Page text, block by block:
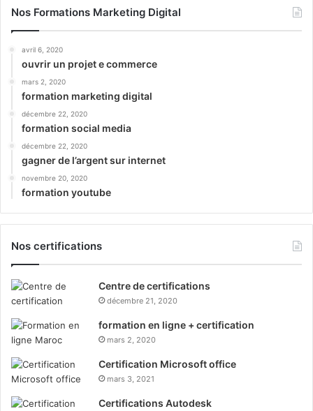
Nos Formations Marketing Digital
avril 6, 2020
ouvrir un projet e commerce
mars 2, 2020
formation marketing digital
décembre 22, 2020
formation social media
décembre 22, 2020
gagner de l’argent sur internet
novembre 20, 2020
formation youtube
Nos certifications
Centre de certifications
décembre 21, 2020
formation en ligne + certification
mars 2, 2020
Certification Microsoft office
mars 3, 2021
Certifications Autodesk